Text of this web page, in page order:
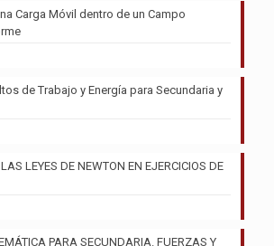
Carga Móvil dentro de un Campo
de Trabajo y Energía para Secundaria y
LEYES DE NEWTON EN EJERCICIOS DE
PARA SECUNDARIA. FUERZAS Y